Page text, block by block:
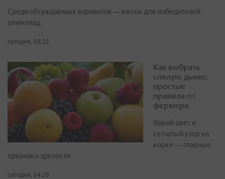
Среди обсуждаемых вариантов — квоты для победителей
олимпиад
сегодня, 03:22
Как выбрать
спелую дыню:
простые
правила от
фермера
Яркий цвет и
сетчатый узор на
корке — главные
признаки зрелости
сегодня, 04:29